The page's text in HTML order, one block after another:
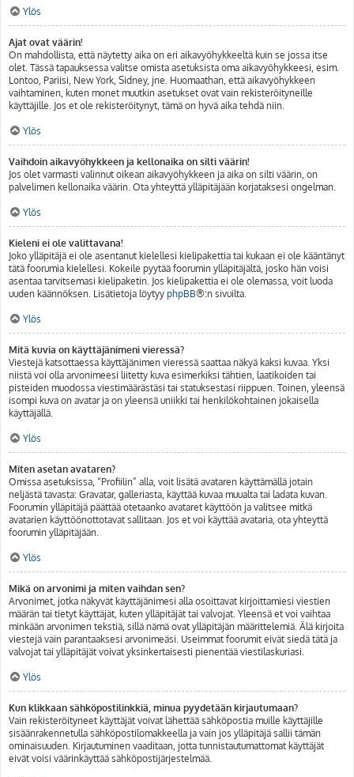
Ylös
Ajat ovat väärin!
On mahdollista, että näytetty aika on eri aikavyöhykkeeltä kuin se jossa itse
olet. Tässä tapauksessa valitse omista asetuksista oma aikavyöhykkeesi, esim.
Lontoo, Pariisi, New York, Sidney, jne. Huomaathan, että aikavyöhykkeen
vaihtaminen, kuten monet muutkin asetukset ovat vain rekisteröityneille
käyttäjille. Jos et ole rekisteröitynyt, tämä on hyvä aika tehdä niin.
Ylös
Vaihdoin aikavyöhykkeen ja kellonaika on silti väärin!
Jos olet varmasti valinnut oikean aikavyöhykkeen ja aika on silti väärin, on
palvelimen kellonaika väärin. Ota yhteyttä ylläpitäjään korjataksesi ongelman.
Ylös
Kieleni ei ole valittavana!
Joko ylläpitäjä ei ole asentanut kielellesi kielipakettia tai kukaan ei ole kääntänyt
tätä foorumia kielellesi. Kokeile pyytää foorumin ylläpitäjältä, josko hän voisi
asentaa tarvitsemasi kielipaketin. Jos kielipakettia ei ole olemassa, voit luoda
uuden käännöksen. Lisätietoja löytyy phpBB®:n sivuilta.
Ylös
Mitä kuvia on käyttäjänimeni vieressä?
Viestejä katsottaessa käyttäjänimen vieressä saattaa näkyä kaksi kuvaa. Yksi
niistä voi olla arvonimeesi liitetty kuva esimerkiksi tähtien, laatikoiden tai
pisteiden muodossa viestimäärästäsi tai statuksestasi riippuen. Toinen, yleensä
isompi kuva on avatar ja on yleensä uniikki tai henkilökohtainen jokaisella
käyttäjällä.
Ylös
Miten asetan avataren?
Omissa asetuksissa, “Profiilin” alla, voit lisätä avataren käyttämällä jotain
neljästä tavasta: Gravatar, galleriasta, käyttää kuvaa muualta tai ladata kuvan.
Foorumin ylläpitäjä päättää otetaanko avataret käyttöön ja valitsee mitkä
avatarien käyttöönottotavat sallitaan. Jos et voi käyttää avataria, ota yhteyttä
foorumin ylläpitäjään.
Ylös
Mikä on arvonimi ja miten vaihdan sen?
Arvonimet, jotka näkyvät käyttäjänimesi alla osoittavat kirjoittamiesi viestien
määrän tai tietyt käyttäjät, kuten ylläpitäjät tai valvojat. Yleensä et voi vaihtaa
minkään arvonimen tekstiä, sillä nämä ovat ylläpitäjän määrittelemiä. Älä kirjoita
viestejä vain parantaaksesi arvonimeäsi. Useimmat foorumit eivät siedä tätä ja
valvojat tai ylläpitäjät voivat yksinkertaisesti pienentää viestilaskuriasi.
Ylös
Kun klikkaan sähköpostilinkkiä, minua pyydetään kirjautumaan?
Vain rekisteröityneet käyttäjät voivat lähettää sähköpostia muille käyttäjille
sisäänrakennetulla sähköpostilomakkeella ja vain jos ylläpitäjä sallii tämän
ominaisuuden. Kirjautuminen vaaditaan, jotta tunnistautumattomat käyttäjät
eivät voisi väärinkäyttää sähköpostijärjestelmää.